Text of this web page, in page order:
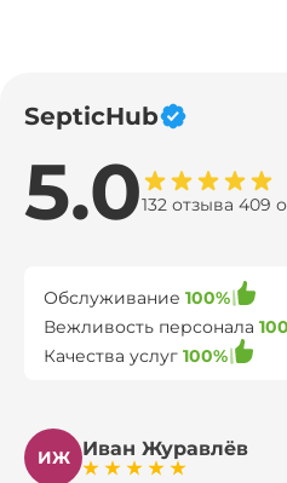
SepticHub
5.0132 отзыва 409
Обслуживание 100%
Вежливость персонала
Качества услуг 100%
ИЖ Иван Журавлёв